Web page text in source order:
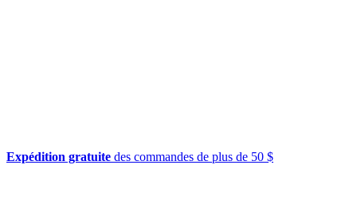
Expédition gratuite des commandes de plus de 50 $